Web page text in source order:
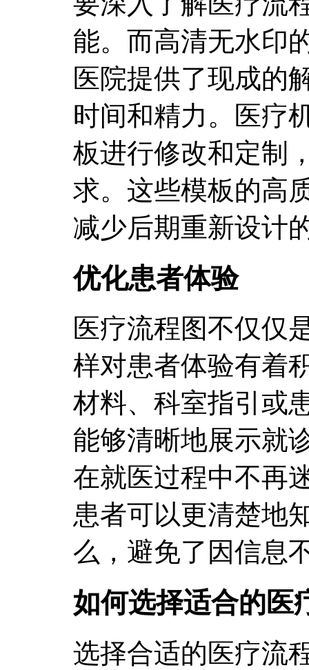
能。而高清无水印
医院提供了现成的
时间和精力。医疗
板进行修改和定制
求。这些模板的高
减少后期重新设计
优化患者体验
医疗流程图不仅仅
样对患者体验有着
材料、科室指引或
能够清晰地展示就
在就医过程中不再
患者可以更清楚地
么，避免了因信息
如何选择适合的医
选择合适的医疗流